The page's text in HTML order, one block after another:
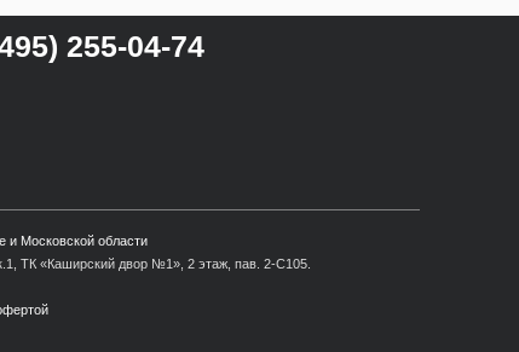
255-04-74
и Московской области
ТК «Каширский двор №1», 2 этаж, пав. 2-С105.